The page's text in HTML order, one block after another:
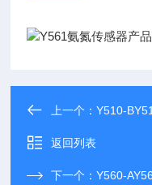
上一个：Y510-
返回列表
下一个：Y560-